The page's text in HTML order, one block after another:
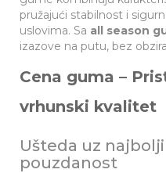
pružajući stabilnost i
uslovima. Sa all season
izazove na putu, bez
Cena guma –
vrhunski kvalitet
Ušteda uz
pouzdanost